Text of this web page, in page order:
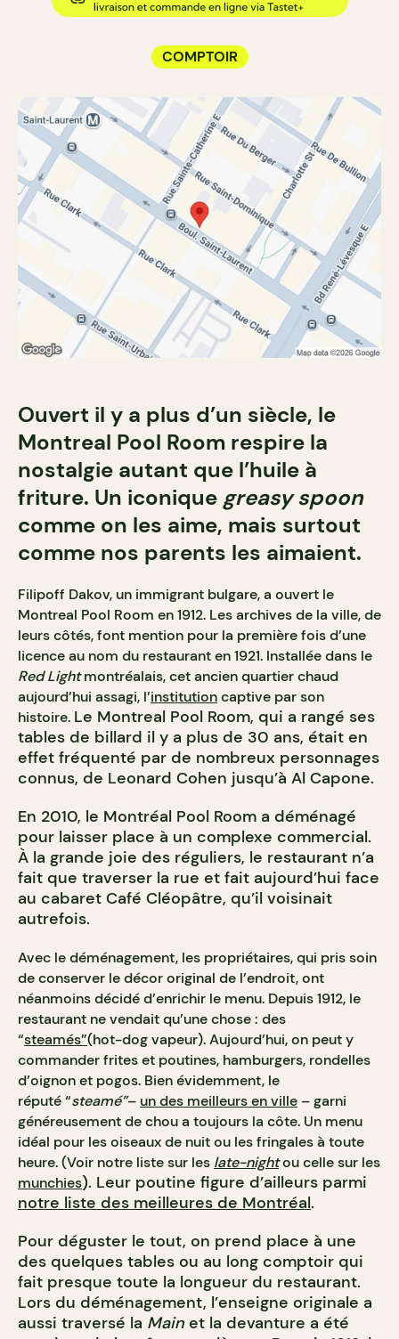
COMPTOIR
Ouvert il y a plus d’un siècle, le
Montreal Pool Room respire la
nostalgie autant que l’huile à
friture. Un iconique greasy spoon
comme on les aime, mais surtout
comme nos parents les aimaient.
Filipoff Dakov, un immigrant bulgare, a ouvert le
Montreal Pool Room en 1912. Les archives de la ville, de
leurs côtés, font mention pour la première fois d’une
licence au nom du restaurant en 1921. Installée dans le
Red Lightmontréalais, cet ancien quartier chaud
aujourd’hui assagi, l’institutioncaptive par son
histoire. Le Montreal Pool Room, qui a rangé ses
tables de billard il y a plus de 30 ans, était en
effet fréquenté par de nombreux personnages
connus, de Leonard Cohen jusqu’à Al Capone.
En 2010, le Montréal Pool Room a déménagé
pour laisser place à un complexe commercial.
À la grande joie des réguliers, le restaurant n’a
fait que traverser la rue et fait aujourd’hui face
au cabaret Café Cléopâtre, qu’il voisinait
autrefois.
Avec le déménagement, les propriétaires, qui pris soin
de conserver le décor original de l’endroit, ont
néanmoins décidé d’enrichir le menu. Depuis 1912, le
restaurant ne vendait qu’une chose : des
“steamés”(hot-dog vapeur). Aujourd’hui, on peut y
commander frites et poutines, hamburgers, rondelles
d’oignon et pogos. Bien évidemment, le
réputé“steamé”– un des meilleurs en ville– garni
généreusement de chou a toujours la côte. Un menu
idéal pour les oiseaux de nuit ou les fringales à toute
heure. (Voir notre liste sur les late-nightou celle sur les
munchies). Leur poutine figure d’ailleurs parmi
notre liste des meilleures de Montréal.
Pour déguster le tout, on prend place à une
des quelques tables ou au long comptoir qui
fait presque toute la longueur du restaurant.
Lors du déménagement, l’enseigne originale a
aussi traversé la Main et la devanture a été